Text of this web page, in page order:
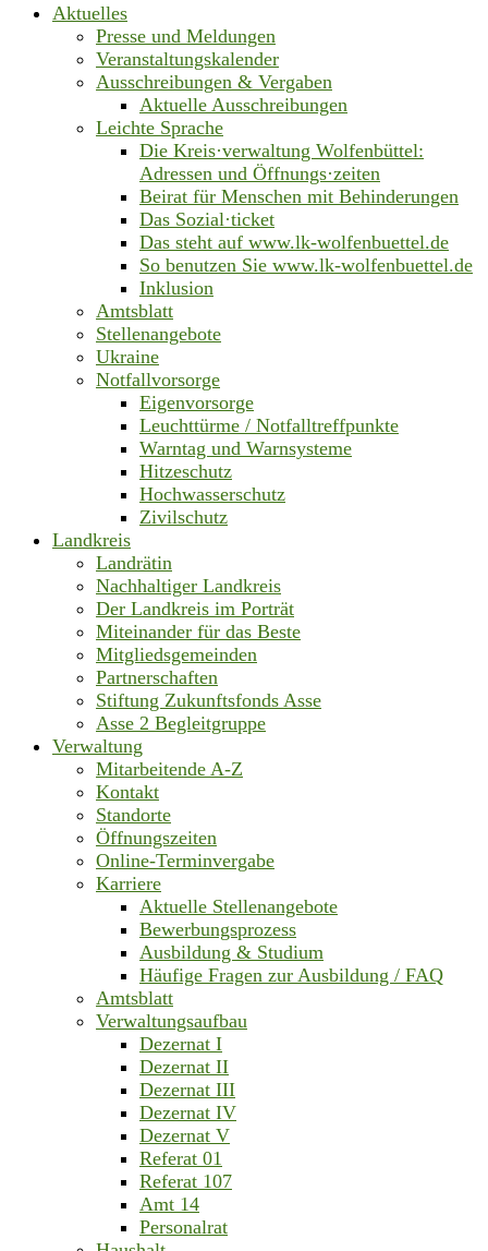
Aktuelles
Presse und Meldungen
Veranstaltungskalender
Ausschreibungen & Vergaben
Aktuelle Ausschreibungen
Leichte Sprache
Die Kreis·verwaltung Wolfenbüttel:
Adressen und Öffnungs·zeiten
Beirat für Menschen mit Behinderungen
Das Sozial·ticket
Das steht auf www.lk-wolfenbuettel.de
So benutzen Sie www.lk-wolfenbuettel.de
Inklusion
Amtsblatt
Stellenangebote
Ukraine
Notfallvorsorge
Eigenvorsorge
Leuchttürme / Notfalltreffpunkte
Warntag und Warnsysteme
Hitzeschutz
Hochwasserschutz
Zivilschutz
Landkreis
Landrätin
Nachhaltiger Landkreis
Der Landkreis im Porträt
Miteinander für das Beste
Mitgliedsgemeinden
Partnerschaften
Stiftung Zukunftsfonds Asse
Asse 2 Begleitgruppe
Verwaltung
Mitarbeitende A-Z
Kontakt
Standorte
Öffnungszeiten
Online-Terminvergabe
Karriere
Aktuelle Stellenangebote
Bewerbungsprozess
Ausbildung & Studium
Häufige Fragen zur Ausbildung / FAQ
Amtsblatt
Verwaltungsaufbau
Dezernat I
Dezernat II
Dezernat III
Dezernat IV
Dezernat V
Referat 01
Referat 107
Amt 14
Personalrat